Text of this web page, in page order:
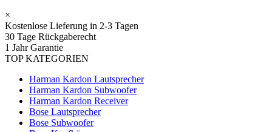
×
Kostenlose Lieferung in 2-3 Tagen
30 Tage Rückgaberecht
1 Jahr Garantie
TOP KATEGORIEN
Harman Kardon Lautsprecher
Harman Kardon Subwoofer
Harman Kardon Receiver
Bose Lautsprecher
Bose Subwoofer